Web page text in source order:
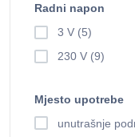
Radni napon
3 V (5)
230 V (9)
Mjesto upotrebe
unutrašnje